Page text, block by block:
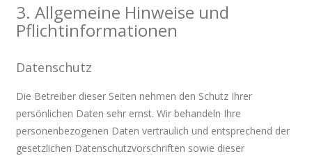
3. Allgemeine Hinweise und
Pflichtinformationen
Datenschutz
Die Betreiber dieser Seiten nehmen den Schutz Ihrer
persönlichen Daten sehr ernst. Wir behandeln Ihre
personenbezogenen Daten vertraulich und entsprechend der
gesetzlichen Datenschutzvorschriften sowie dieser